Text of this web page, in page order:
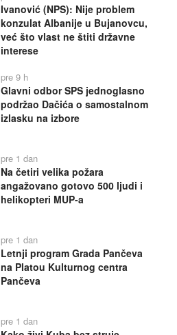
Ivanović (NPS): Nije problem
konzulat Albanije u Bujanovcu,
već što vlast ne štiti državne
interese
pre 9 h
Glavni odbor SPS jednoglasno
podržao Dačića o samostalnom
izlasku na izbore
pre 1 dan
Na četiri velika požara
angažovano gotovo 500 ljudi i
helikopteri MUP-a
pre 1 dan
Letnji program Grada Pančeva
na Platou Kulturnog centra
Pančeva
pre 1 dan